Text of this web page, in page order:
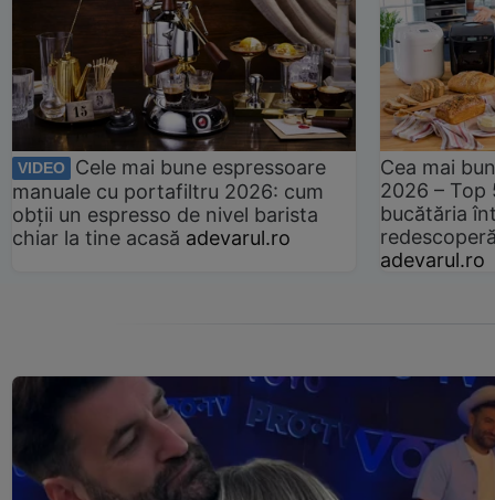
VIDEO
Cele mai bune espressoare
manuale cu portafiltru 2026: cum
obții un espresso de nivel barista
chiar la tine acasă adevarul.ro
Cea mai
2026 –
bucătăria
adevarul.ro